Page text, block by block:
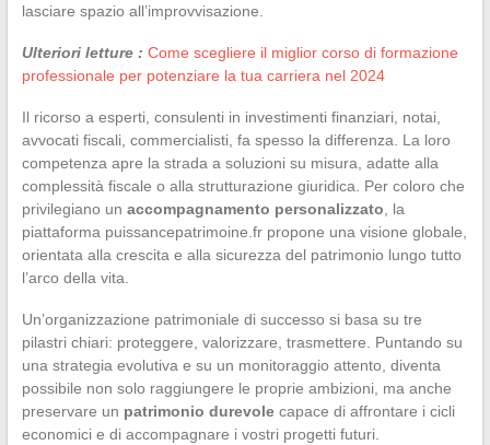
lasciare spazio all’improvvisazione.
Ulteriori letture : Come scegliere il miglior corso di formazione
professionale per potenziare la tua carriera nel 2024
Il ricorso a esperti, consulenti in investimenti finanziari, notai,
avvocati fiscali, commercialisti, fa spesso la differenza. La loro
competenza apre la strada a soluzioni su misura, adatte alla
complessità fiscale o alla strutturazione giuridica. Per coloro che
privilegiano un accompagnamento personalizzato , la
piattaforma puissancepatrimoine.fr propone una visione globale,
orientata alla crescita e alla sicurezza del patrimonio lungo tutto
l’arco della vita.
Un’organizzazione patrimoniale di successo si basa su tre
pilastri chiari: proteggere, valorizzare, trasmettere. Puntando su
una strategia evolutiva e su un monitoraggio attento, diventa
possibile non solo raggiungere le proprie ambizioni, ma anche
preservare un patrimonio durevolecapace di affrontare i cicli
economici e di accompagnare i vostri progetti futuri.